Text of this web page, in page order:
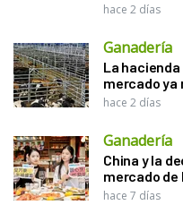
hace 2 días
Ganadería
La
mercado ya
hace 2 días
Ganadería
China y la
mercado de
hace 7 días